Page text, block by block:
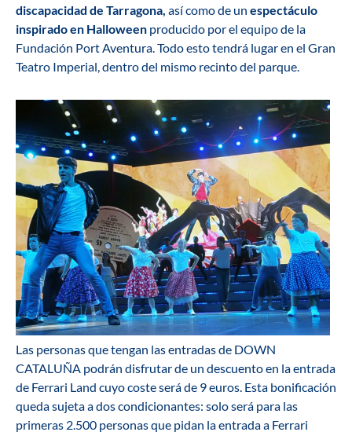
discapacidad de Tarragona, así como de un espectáculo
inspirado en Halloween producido por el equipo de la
Fundación Port Aventura. Todo esto tendrá lugar en el Gran
Teatro Imperial, dentro del mismo recinto del parque.
Las personas que tengan las entradas de DOWN
CATALUÑA podrán disfrutar de un descuento en la entrada
de Ferrari Land cuyo coste será de 9 euros. Esta bonificación
queda sujeta a dos condicionantes: solo será para las
primeras 2.500 personas que pidan la entrada a Ferrari